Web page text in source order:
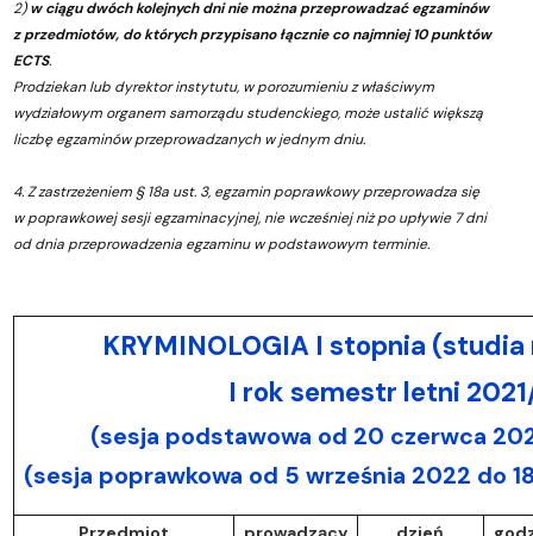
2)w ciągu dwóch kolejnych dni nie można przeprowadzać egzaminów
z przedmiotów, do których przypisano łącznie co najmniej 10 punktów
ECTS.
Prodziekan lub dyrektor instytutu, w porozumieniu z właściwym
wydziałowym organem samorządu studenckiego, może ustalić większą
liczbę egzaminów przeprowadzanych w jednym dniu.
4. Z zastrzeżeniem § 18a ust. 3, egzamin poprawkowy przeprowadza się
w poprawkowej sesji egzaminacyjnej, nie wcześniej niż po upływie 7 dni
od dnia przeprowadzenia egzaminu w podstawowym terminie.
KRYMINOLOGIA I stopnia
I rok semestr letni
(sesja podstawowa od 20 czerwca
(sesja poprawkowa od 5 września 2022 do